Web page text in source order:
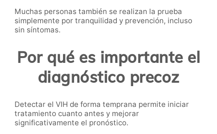
Muchas personas también se realizan la prueba
simplemente por tranquilidad y prevención, incluso
sin síntomas.
Por qué es importante el
diagnóstico precoz
Detectar el VIH de forma temprana permite iniciar
tratamiento cuanto antes y mejorar
significativamente el pronóstico.